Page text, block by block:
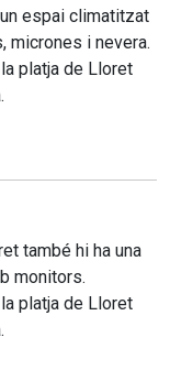
espai climatitzat
micrones i nevera.
platja de Lloret
també hi ha una
monitors.
platja de Lloret